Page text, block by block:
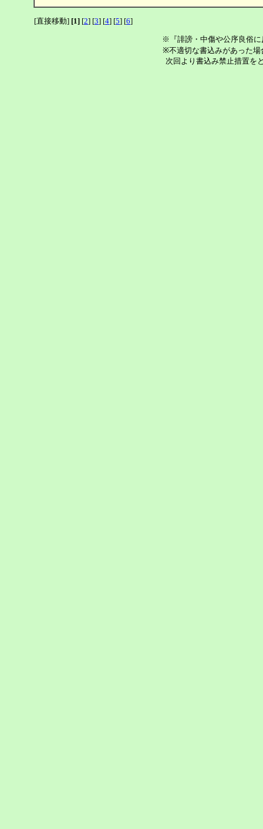
[直接移動] [1] [2] [3] [4] [5] [6]
※『誹謗・中傷や公序良俗
※不適切な書込みがあった場
次回より書込み禁止措置を